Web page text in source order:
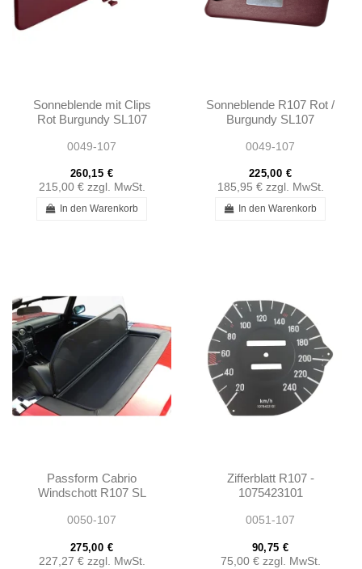
Sonneblende mit Clips
Rot Burgundy SL107
0049-107
260,15 €
215,00 € zzgl. MwSt.
In den Warenkorb
Sonneblende R107 Rot /
Burgundy SL107
0049-107
225,00 €
185,95 € zzgl. MwSt.
In den Warenkorb
Passform Cabrio
Windschott R107 SL
0050-107
275,00 €
227,27 € zzgl. MwSt.
Zifferblatt R107 -
1075423101
0051-107
90,75 €
75,00 € zzgl. MwSt.